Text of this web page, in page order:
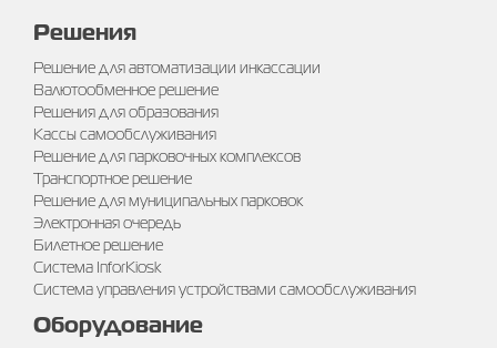
Решения
Решение для автоматизации инкассации
Валютообменное решение
Решения для образования
Кассы самообслуживания
Решение для парковочных комплексов
Транспортное решение
Решение для муниципальных парковок
Электронная очередь
Билетное решение
Система InforKiosk
Система управления устройствами самообслуживания
Оборудование